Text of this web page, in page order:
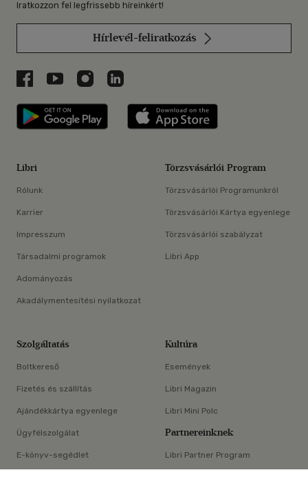
Iratkozzon fel legfrissebb híreinkért!
Hírlevél-feliratkozás
Libri a Facebookon
Libri a Youtube-on
Libri az Instagramon
Libri a LinkedInen
Libri applikáció Szerezd meg: Google
Libri
Rólunk
Karrier
Impresszum
Társadalmi programok
Adományozás
Akadálymentesítési nyilatkozat
Törzsvásárlói Program
Törzsvásárlói Programunkról
Törzsvásárlói Kártya egyenlege
Törzsvásárlói szabályzat
Libri App
Szolgáltatás
Boltkereső
Fizetés és szállítás
Ajándékkártya egyenlege
Ügyfélszolgálat
E-könyv-segédlet
Kultúra
Események
Libri Magazin
Libri Mini Polc
Partnereinknek
Libri Partner Program